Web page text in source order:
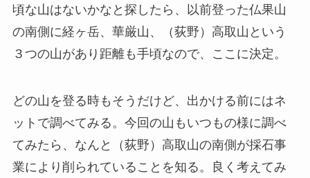
頃な山はないかなと探したら、以前登った仏果山
の南側に経ヶ岳、華厳山、（荻野）高取山という
３つの山があり距離も手頃なので、ここに決定。
どの山を登る時もそうだけど、出かける前にはネ
ットで調べてみる。今回の山もいつもの様に調べ
てみたら、なんと（荻野）高取山の南側が採石事
業により削られていることを知る。良く考えてみ